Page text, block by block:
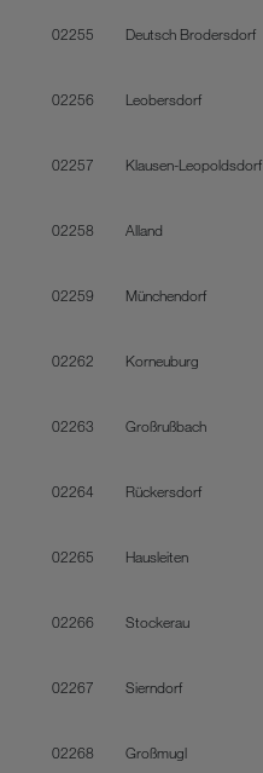
02255 Deutsch Brodersdorf
02256 Leobersdorf
02257 Klausen-Leopoldsdorf
02258 Alland
02259 Münchendorf
02262 Korneuburg
02263 Großrußbach
02264 Rückersdorf
02265 Hausleiten
02266 Stockerau
02267 Sierndorf
02268 Großmugl